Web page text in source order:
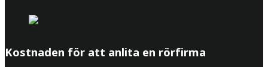
Kostnaden för att anlita en rörfirma